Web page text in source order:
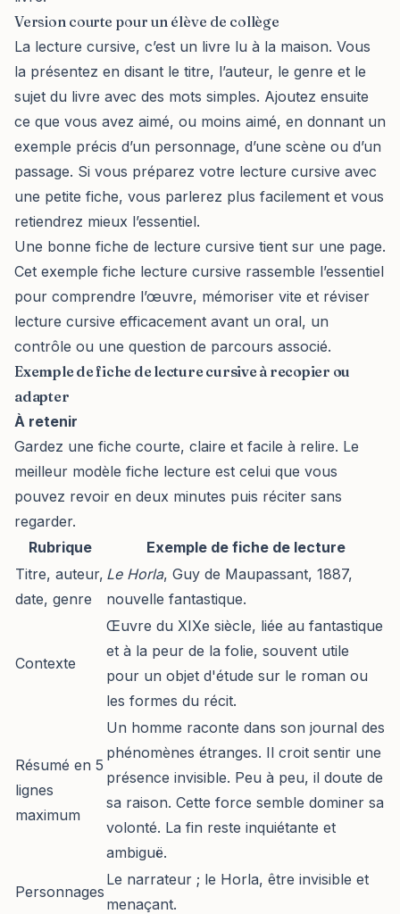
Version courte pour un élève de collège
La lecture cursive, c’est un livre lu à la maison. Vous
la présentez en disant le titre, l’auteur, le genre et le
sujet du livre avec des mots simples. Ajoutez ensuite
ce que vous avez aimé, ou moins aimé, en donnant un
exemple précis d’un personnage, d’une scène ou d’un
passage. Si vous préparez votre lecture cursive avec
une petite fiche, vous parlerez plus facilement et vous
retiendrez mieux l’essentiel.
Une bonne fiche de lecture cursive tient sur une page.
Cet exemple fiche lecture cursive rassemble l’essentiel
pour comprendre l’œuvre, mémoriser vite et réviser
lecture cursive efficacement avant un oral, un
contrôle ou une question de parcours associé.
Exemple de fiche de lecture cursive à recopier ou
adapter
À retenir
Gardez une fiche courte, claire et facile à relire. Le
meilleur modèle fiche lecture est celui que vous
pouvez revoir en deux minutes puis réciter sans
regarder.
Rubrique
Exemple de fiche de lecture
Titre, auteur,
date, genre
Le Horla, Guy de Maupassant, 1887,
nouvelle fantastique.
Contexte
Œuvre du XIXe siècle, liée au fantastique
et à la peur de la folie, souvent utile
pour un objet d'étude sur le roman ou
les formes du récit.
Résumé en 5
lignes
maximum
Un homme raconte dans son journal des
phénomènes étranges. Il croit sentir une
présence invisible. Peu à peu, il doute de
sa raison. Cette force semble dominer sa
volonté. La fin reste inquiétante et
ambiguë.
Personnages
Le narrateur ; le Horla, être invisible et
menaçant.